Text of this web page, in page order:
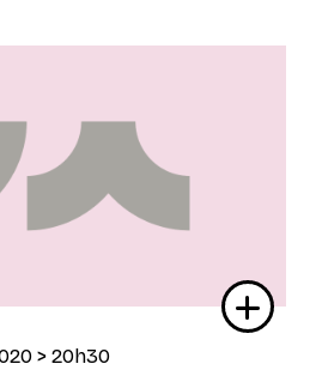
> 20h30